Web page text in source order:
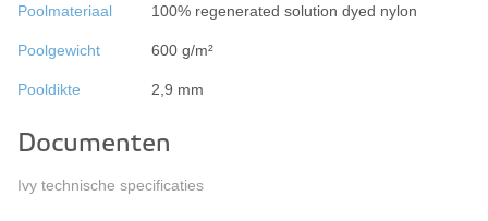
Poolmateriaal 100% regenerated solution dyed nylon
Poolgewicht 600 g/m²
Pooldikte 2,9 mm
Documenten
Ivy technische specificaties